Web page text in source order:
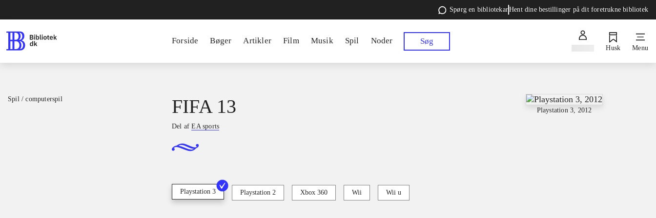
Spørg en bibliotekarHent dine bestillinger på dit foretrukne bibliotek
Forside Bøger Artikler Film Musik Spil Noder Søg
Husk Menu
Spil / computerspil
Playstation 3, 2012
FIFA 13
Del afEA sports
Playstation 3 Playstation 2 Xbox 360 Wii Wii u